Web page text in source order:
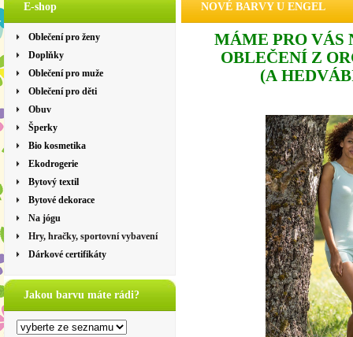
E-shop
Oblečení pro ženy
Doplňky
Oblečení pro muže
Oblečení pro děti
Obuv
Šperky
Bio kosmetika
Ekodrogerie
Bytový textil
Bytové dekorace
Na jógu
Hry, hračky, sportovní vybavení
Dárkové certifikáty
Jakou barvu máte rádi?
NOVÉ BARVY U ENGEL
MÁME PRO VÁS
OBLEČENÍ Z
(A